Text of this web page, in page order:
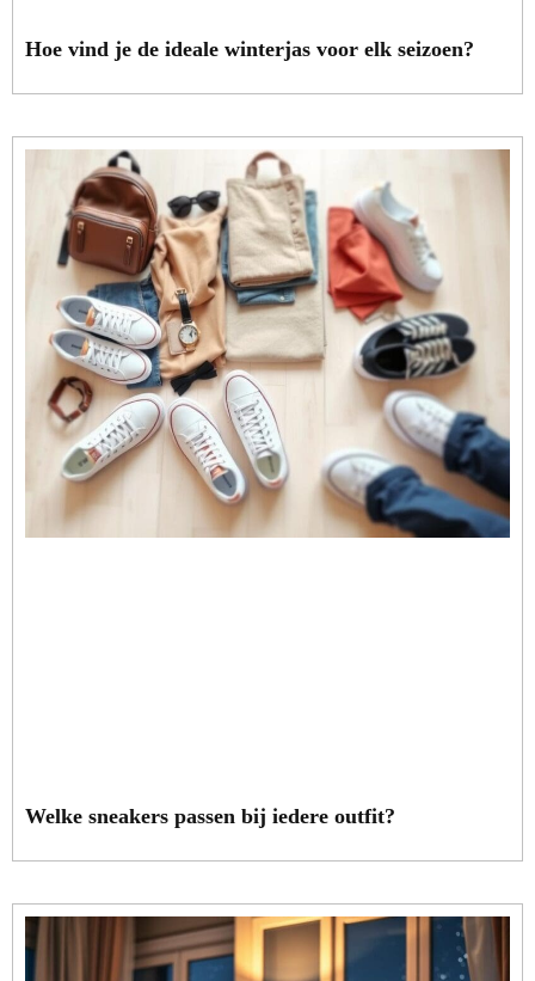
Hoe vind je de ideale winterjas voor elk seizoen?
Welke sneakers passen bij iedere outfit?